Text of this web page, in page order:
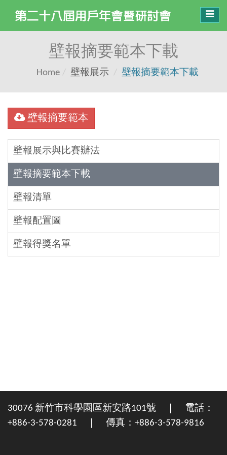
壁報摘要範本下載
Home 壁報展示 壁報摘要範本下載
壁報摘要範本
壁報展示與比賽辦法
壁報摘要範本下載
壁報清單
壁報配置圖
壁報得獎名單
30076 新竹市科學園區新安路101號 ｜ 電話：
+886-3-578-0281 ｜ 傳真：+886-3-578-9816